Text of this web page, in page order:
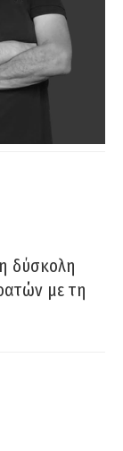
δύσκολη
με τη